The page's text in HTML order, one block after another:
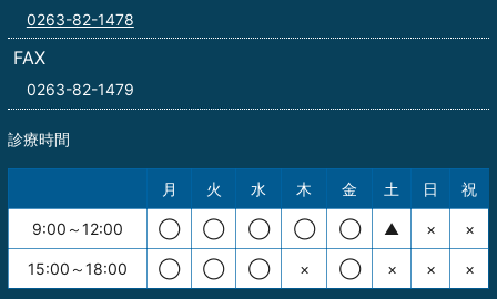
0263-82-1478
FAX
0263-82-1479
診療時間
月 火 水 木 金 土 日 祝
9:00～12:00 ◯ ◯ ◯ ◯ ◯ ▲ × ×
15:00～18:00 ◯ ◯ ◯ × ◯ × × ×